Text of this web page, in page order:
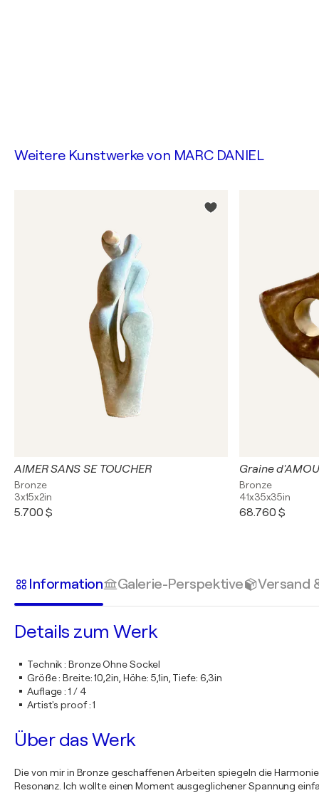
Weitere Kunstwerke von MARC DANIEL
AIMER SANS SE TOUCHER
Bronze
3x15x2in
5.700 $
Graine
Bronze
41x35x35in
68.760 $
Information Galerie-Perspektive Versand
Details zum Werk
Technik:Bronze Ohne Sockel
Größe:Breite: 10,2in, Höhe: 5,1in, Tiefe: 6,3in
Auflage:1 / 4
Artist's proof:1
Über das Werk
Die von mir in Bronze geschaffenen Arbeiten spiegeln die
Resonanz. Ich wollte einen Moment ausgeglichener Spannung